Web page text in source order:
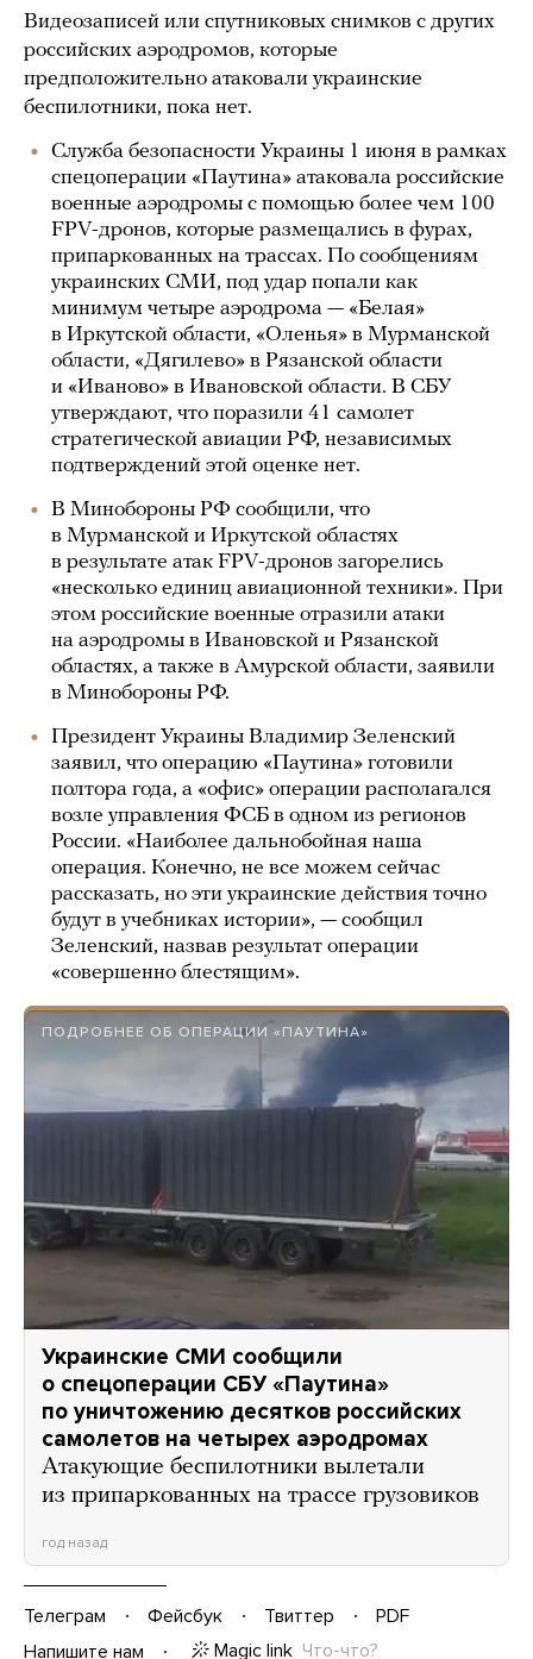
Видеозаписей или спутниковых снимков с других
российских аэродромов, которые
предположительно атаковали украинские
беспилотники, пока нет.
Служба безопасности Украины 1 июня в рамках
спецоперации «Паутина» атаковала российские
военные аэродромы с помощью более чем 100
FPV-дронов, которые размещались в фурах,
припаркованных на трассах. По сообщениям
украинских СМИ, под удар попали как
минимум четыре аэродрома — «Белая»
в Иркутской области, «Оленья» в Мурманской
области, «Дягилево» в Рязанской области
и «Иваново» в Ивановской области. В СБУ
утверждают, что поразили 41 самолет
стратегической авиации РФ, независимых
подтверждений этой оценке нет.
В Минобороны РФ сообщили, что
в Мурманской и Иркутской областях
в результате атак FPV-дронов загорелись
«несколько единиц авиационной техники». При
этом российские военные отразили атаки
на аэродромы в Ивановской и Рязанской
областях, а также в Амурской области, заявили
в Минобороны РФ.
Президент Украины Владимир Зеленский
заявил, что операцию «Паутина» готовили
полтора года, а «офис» операции располагался
возле управления ФСБ в одном из регионов
России. «Наиболее дальнобойная наша
операция. Конечно, не все можем сейчас
рассказать, но эти украинские действия точно
будут в учебниках истории», — сообщил
Зеленский, назвав результат операции
«совершенно блестящим».
ПОДРОБНЕЕ ОБ ОПЕРАЦИИ «ПАУТИНА»
Украинские СМИ сообщили
о спецоперации СБУ «Паутина»
по уничтожению десятков российских
самолетов на четырех аэродромах
Атакующие беспилотники вылетали
из припаркованных на трассе грузовиков
год назад
Телеграм Фейсбук Твиттер
PDF
Напишите нам
Magic link Что-что?